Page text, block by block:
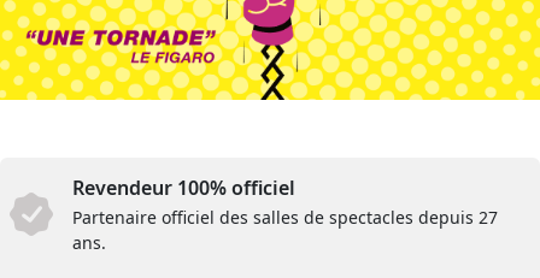
Revendeur 100% officiel
Partenaire officiel des salles de spectacles depuis 27
ans.